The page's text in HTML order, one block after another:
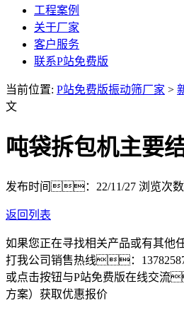
工程案例
关于厂家
客户服务
联系P站免费版
当前位置: P站免费版振动筛厂家 >
文
吨袋拆包机主要
发布时间：22/11/27 浏览次
返回列表
如果您正在寻找相关产品或有其
打我公司销售热线：
或点击按钮与P站免费版在线交流
方案） 获取优惠报价